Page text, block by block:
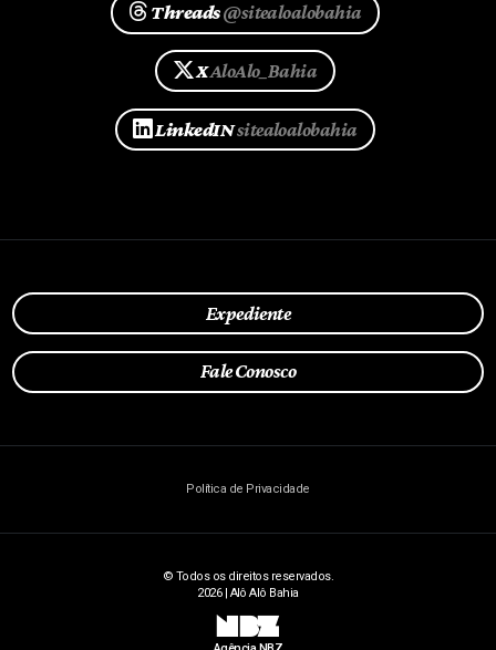
Threads@sitealoalobahia
XAloAlo_Bahia
LinkedINsitealoalobahia
Expediente
Fale Conosco
Política de Privacidade
© Todos os direitos reservados.
2026 | Alô Alô Bahia
NBZ